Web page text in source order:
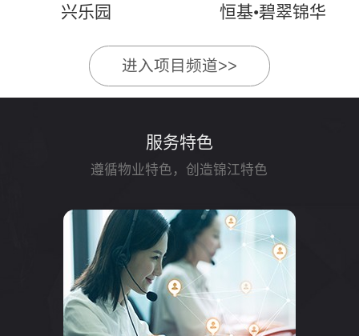
兴乐园 恒基•碧翠锦华
进入项目频道>>
服务特色
遵循物业特色，创造锦江特色